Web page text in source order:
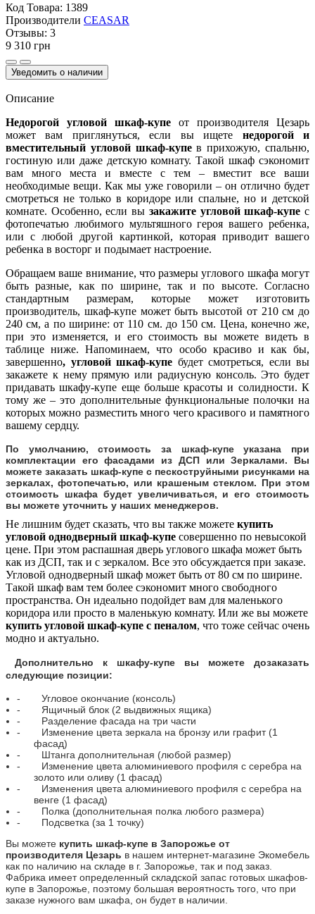
Код Товара: 1389
Производители CEASAR
Отзывы: 3
9 310 грн
Уведомить о наличии
Описание
Недорогой угловой шкаф-купе от производителя Цезарь
может вам приглянуться, если вы ищете недорогой и
вместительный угловой шкаф-купев прихожую, спальню,
гостиную или даже детскую комнату. Такой шкаф сэкономит
вам много места и вместе с тем – вместит все ваши
необходимые вещи. Как мы уже говорили – он отлично будет
смотреться не только в коридоре или спальне, но и детской
комнате. Особенно, если вы закажите угловой шкаф-купе с
фотопечатью любимого мультяшного героя вашего ребенка,
или с любой другой картинкой, которая приводит вашего
ребенка в восторг и подымает настроение.
Обращаем ваше внимание, что размеры углового шкафа могут
быть разные, как по ширине, так и по высоте. Согласно
стандартным размерам, которые может изготовить
производитель, шкаф-купе может быть высотой от 210 см до
240 см, а по ширине: от 110 см. до 150 см. Цена, конечно же,
при это изменяется, и его стоимость вы можете видеть в
таблице ниже. Напоминаем, что особо красиво и как бы,
завершенно, угловой шкаф-купе будет смотреться, если вы
закажете к нему прямую или радиусную консоль. Это будет
придавать шкафу-купе еще больше красоты и солидности. К
тому же – это дополнительные функциональные полочки на
которых можно разместить много чего красивого и памятного
вашему сердцу.
По умолчанию, стоимость за шкаф-купе указана при
комплектации его фасадами из ДСП или Зеркалами. Вы
можете заказать шкаф-купе с пескоструйными рисунками на
зеркалах, фотопечатью, или крашеным стеклом. При этом
стоимость шкафа будет увеличиваться, и его стоимость
вы можете уточнить у наших менеджеров.
Не лишним будет сказать, что вы также можете купить
угловой однодверный шкаф-купе совершенно по невысокой
цене. При этом распашная дверь углового шкафа может быть
как из ДСП, так и с зеркалом. Все это обсуждается при заказе.
Угловой однодверный шкаф может быть от 80 см по ширине.
Такой шкаф вам тем более сэкономит много свободного
пространства. Он идеально подойдет вам для маленького
коридора или просто в маленькую комнату. Или же вы можете
купить угловой шкаф-купе с пеналом, что тоже сейчас очень
модно и актуально.
Дополнительно к шкафу-купе вы можете дозаказать
следующие позиции:
-
Угловое окончание (консоль)
-
Ящичный блок (2 выдвижных ящика)
-
Разделение фасада на три части
-
Изменение цвета зеркала на бронзу или графит (1
фасад)
-
Штанга дополнительная (любой размер)
-
Изменение цвета алюминиевого профиля с серебра на
золото или оливу (1 фасад)
-
Изменения цвета алюминиевого профиля с серебра на
венге (1 фасад)
-
Полка (дополнительная полка любого размера)
-
Подсветка (за 1 точку)
Вы можете купить шкаф-купе в Запорожье от
производителя Цезарь в нашем интернет-магазине Экомебель
как по наличию на складе в г. Запорожье, так и под заказ.
Фабрика имеет определенный складской запас готовых шкафов-
купе в Запорожье, поэтому большая вероятность того, что при
заказе нужного вам шкафа, он будет в наличии.